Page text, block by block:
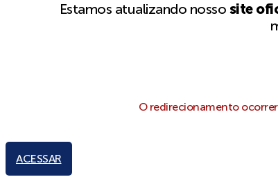
Estamos atualizando nosso site
O redirecionamento
ACESSAR